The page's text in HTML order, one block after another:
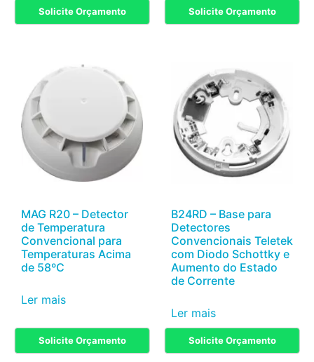
Solicite Orçamento Solicite Orçamento
MAG R20 – Detector
de Temperatura
Convencional para
Temperaturas Acima
de 58ºC
Solicite Orçamento
Ler mais
B24RD – Base para
Detectores
Convencionais Teletek
com Diodo Schottky e
Aumento do Estado
de Corrente
Solicite Orçamento
Ler mais